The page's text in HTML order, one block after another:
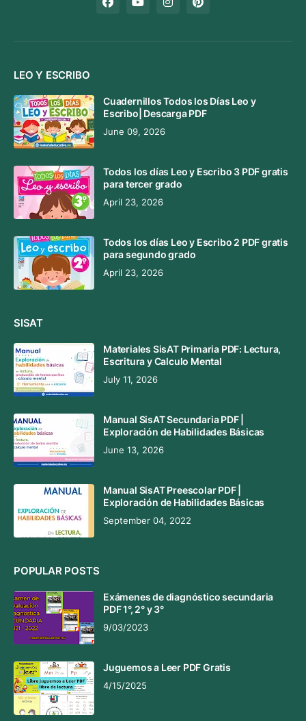
LEO Y ESCRIBO
Cuadernillos Todos los Días Leo y
Escribo| Descarga PDF
June 09, 2026
Todos los días Leo y Escribo 3 PDF gratis
para tercer grado
April 23, 2026
Todos los días Leo y Escribo 2 PDF gratis
para segundo grado
April 23, 2026
SISAT
Materiales SisAT Primaria PDF: Lectura,
Escritura y Calculo Mental
July 11, 2026
Manual SisAT Secundaria PDF |
Exploración de Habilidades Básicas
June 13, 2026
Manual SisAT Preescolar PDF |
Exploración de Habilidades Básicas
September 04, 2022
POPULAR POSTS
Exámenes de diagnóstico secundaria
PDF 1°, 2° y 3°
9/03/2023
Juguemos a Leer PDF Gratis
4/15/2025